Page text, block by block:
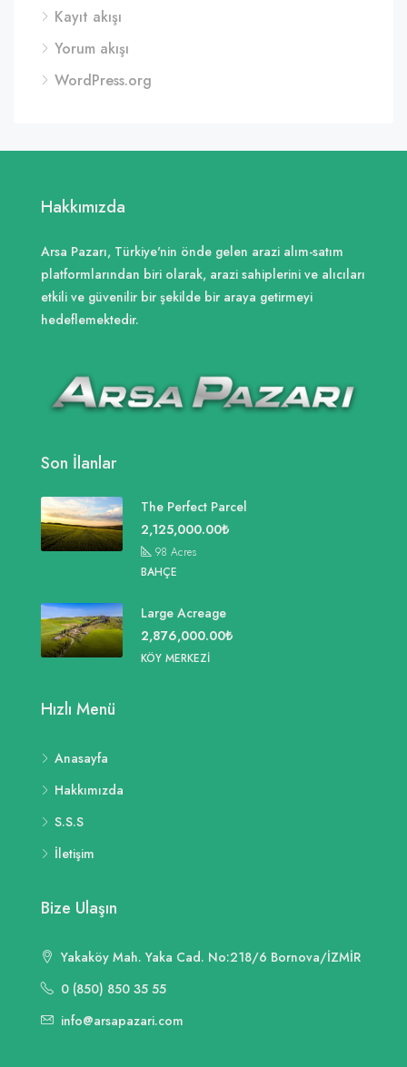
Kayıt akışı
Yorum akışı
WordPress.org
Hakkımızda
Arsa Pazarı, Türkiye'nin önde gelen arazi alım-satım
platformlarından biri olarak, arazi sahiplerini ve alıcıları
etkili ve güvenilir bir şekilde bir araya getirmeyi
hedeflemektedir.
Son İlanlar
The Perfect Parcel
2,125,000.00₺
98 Acres
BAHÇE
Large Acreage
2,876,000.00₺
KÖY MERKEZI
Hızlı Menü
Anasayfa
Hakkımızda
S.S.S
İletişim
Bize Ulaşın
Yakaköy Mah. Yaka Cad. No:218/6 Bornova/İZMİR
0 (850) 850 35 55
info@arsapazari.com